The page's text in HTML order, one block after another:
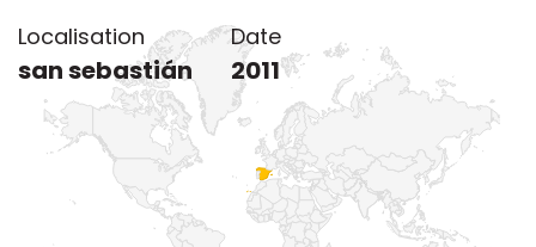
Localisation du project
Localisation
san sebastián
Date
2011